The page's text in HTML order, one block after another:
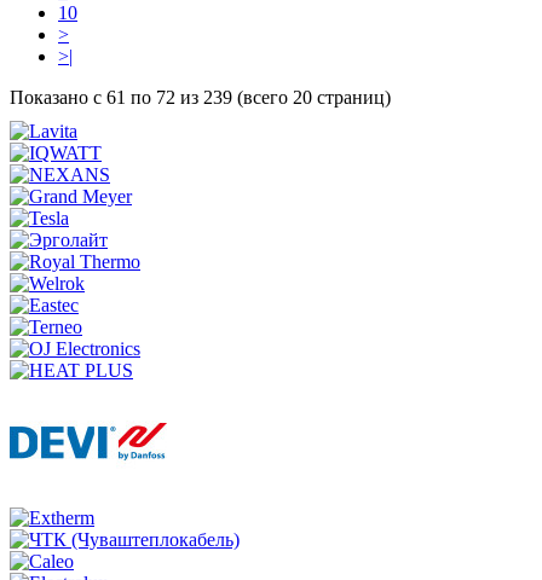
10
>
>|
Показано с 61 по 72 из 239 (всего 20 страниц)